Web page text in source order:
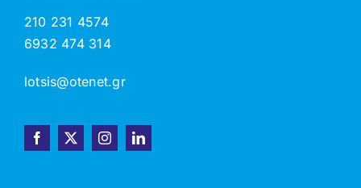
210 231 4574
6932 474 314
lotsis@otenet.gr